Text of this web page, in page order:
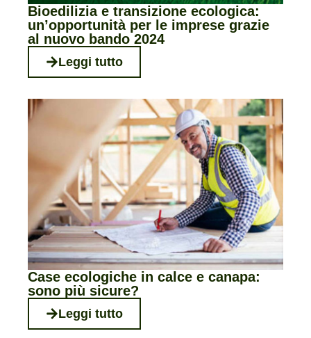
Bioedilizia e transizione ecologica:
un’opportunità per le imprese grazie
al nuovo bando 2024
Leggi tutto
Case ecologiche in calce e canapa:
sono più sicure?
Leggi tutto